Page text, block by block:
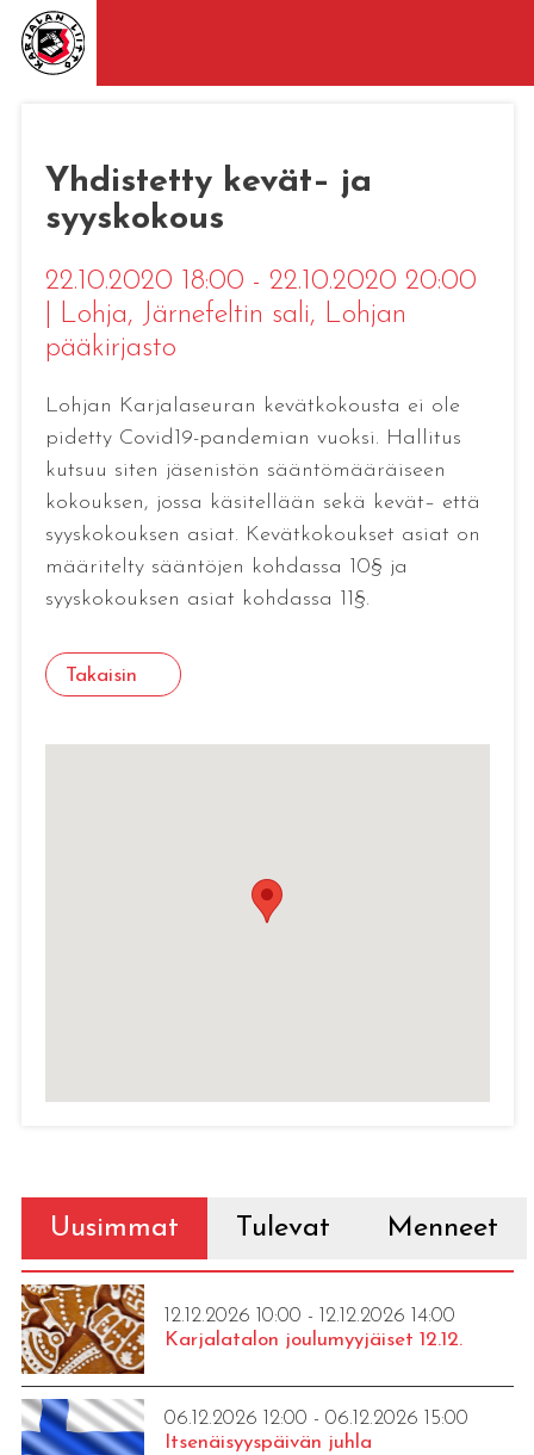
Yhdistetty kevät– ja
syyskokous
22.10.2020 18:00 - 22.10.2020 20:00
Lohja, Järnefeltin sali, Lohjan
pääkirjasto
Lohjan Karjalaseuran kevätkokousta ei ole
pidetty Covid19-pandemian vuoksi. Hallitus
kutsuu siten jäsenistön sääntömääräiseen
kokouksen, jossa käsitellään sekä kevät– että
syyskokouksen asiat. Kevätkokoukset asiat on
määritelty sääntöjen kohdassa 10§ ja
syyskokouksen asiat kohdassa 11§.
Takaisin
Uusimmat Tulevat Menneet
12.12.2026 10:00 - 12.12.2026 14:00
Karjalatalon joulumyyjäiset 12.12.
06.12.2026 12:00 - 06.12.2026 15:00
Itsenäisyyspäivän juhla